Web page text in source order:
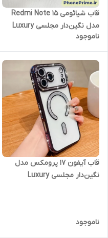
قاب شیائومی Redmi Note 15
مدل نگین‌دار مجلسی Luxury
اقساط) ردمی نوت 15
ناموجود
قاب آیفون ۱۷ پرومکس مدل
نگین‌دار مجلسی Luxury
ناموجود